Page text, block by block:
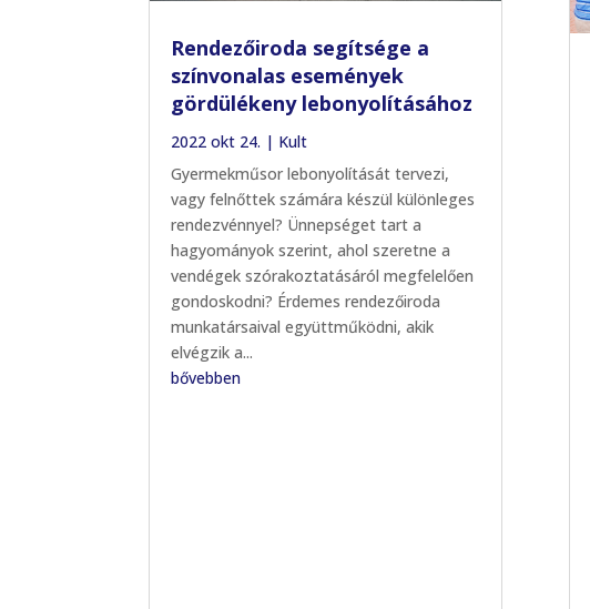
Rendezőiroda segítsége a
színvonalas események
gördülékeny lebonyolításához
2022 okt 24. | Kult
Gyermekműsor lebonyolítását tervezi,
vagy felnőttek számára készül különleges
rendezvénnyel? Ünnepséget tart a
hagyományok szerint, ahol szeretne a
vendégek szórakoztatásáról megfelelően
gondoskodni? Érdemes rendezőiroda
munkatársaival együttműködni, akik
elvégzik a...
bővebben